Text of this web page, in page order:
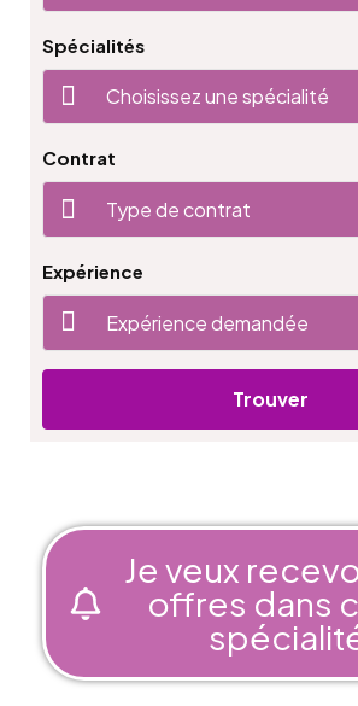
Spécialités
Contrat
Expérience
Trouver
Je veux
offres dans